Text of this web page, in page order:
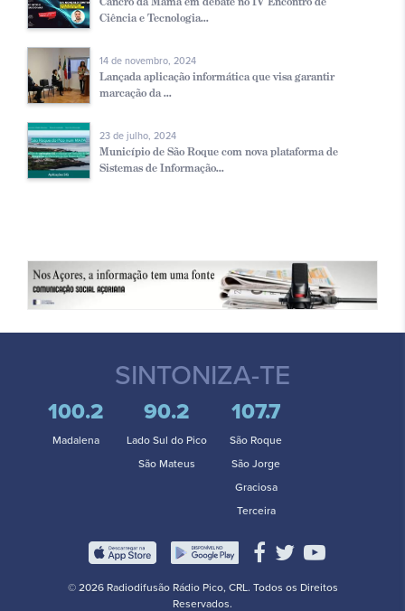
Ciência e Tecnologia...
14 de novembro, 2024
Lançada aplicação informática que visa garantir
marcação da ...
23 de julho, 2024
Município de São Roque com nova plataforma de
Sistemas de Informação...
SINTONIZA-TE
100.2
Madalena
90.2
Lado Sul do Pico
São Mateus
107.7
São Roque
São Jorge
Graciosa
Terceira
© 2026 Radiodifusão Rádio Pico, CRL. Todos os Direitos
Reservados.